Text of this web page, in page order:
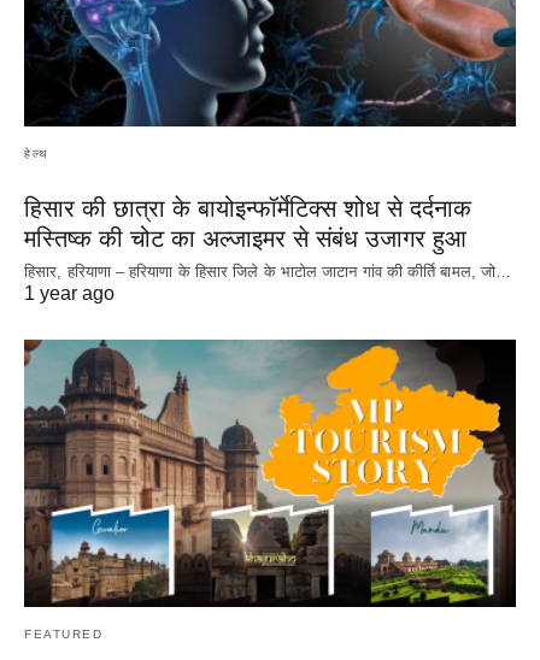
हेल्थ
हिसार की छात्रा के बायोइन्फॉर्मेटिक्स शोध से दर्दनाक
मस्तिष्क की चोट का अल्जाइमर से संबंध उजागर हुआ
हिसार, हरियाणा – हरियाणा के हिसार जिले के भाटोल जाटान गांव की कीर्ति बामल, जो…
1 year ago
FEATURED